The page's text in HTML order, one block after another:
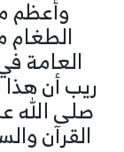
وأعظم
الطغام
العامة
ريب أن
صلى الله
القرآن